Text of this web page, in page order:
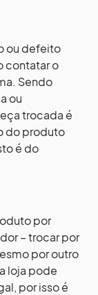
ou defeito
contatar o
Sendo
ou
trocada é
do produto
é do
por
– trocar por
por outro
loja pode
por isso é